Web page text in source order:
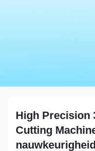
High Precision
Cutting